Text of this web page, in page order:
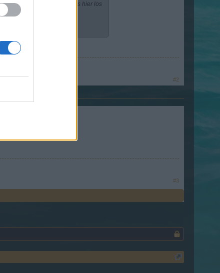
gibt, mal die Frage was hier los
#2
#3